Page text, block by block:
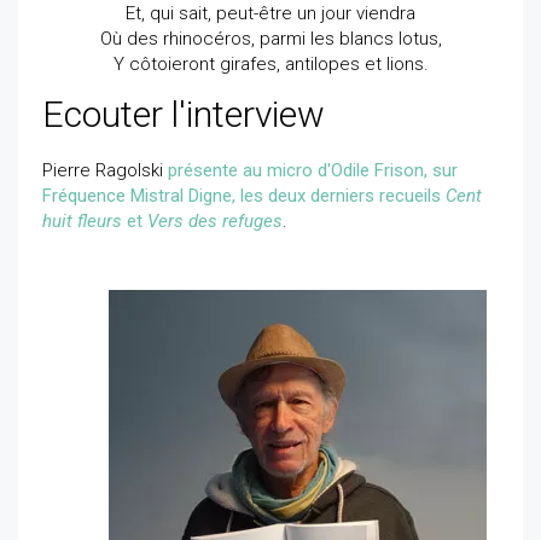
Et, qui sait, peut-être un jour viendra
Où des rhinocéros, parmi les blancs lotus,
Y côtoieront girafes, antilopes et lions.
Ecouter l'interview
Pierre Ragolski présente au micro d'Odile Frison, sur
Fréquence Mistral Digne, les deux derniers recueils Cent
huit fleurs et Vers des refuges.